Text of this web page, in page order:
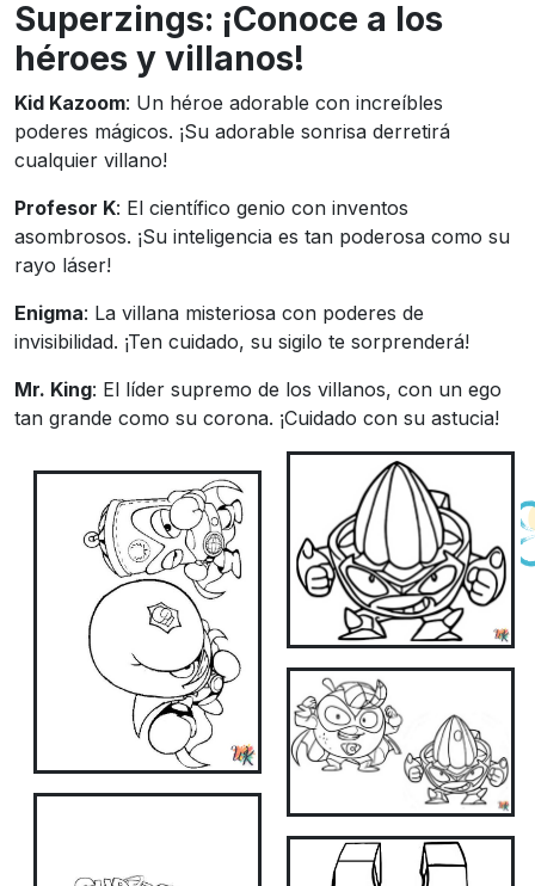
Superzings: ¡Conoce a los
héroes y villanos!
Kid Kazoom: Un héroe adorable con increíbles
poderes mágicos. ¡Su adorable sonrisa derretirá
cualquier villano!
Profesor K: El científico genio con inventos
asombrosos. ¡Su inteligencia es tan poderosa como su
rayo láser!
Enigma: La villana misteriosa con poderes de
invisibilidad. ¡Ten cuidado, su sigilo te sorprenderá!
Mr. King: El líder supremo de los villanos, con un ego
tan grande como su corona. ¡Cuidado con su astucia!